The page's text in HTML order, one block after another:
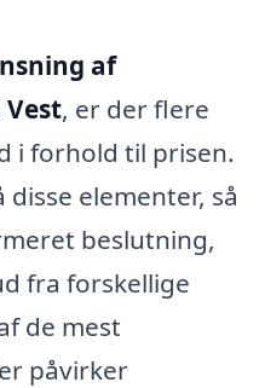
af
, er der flere
i forhold til prisen.
elementer, så
beslutning,
fra forskellige
de mest
påvirker